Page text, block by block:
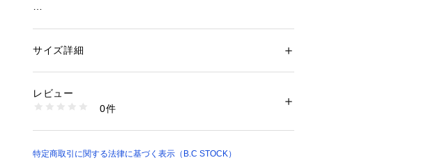
デザインで、どんなコーディネートにも合わせやすく、
クレスです。
性別：レディース
生産国：韓国
1099200042756
サイズ詳細
レビュー
0件
特定商取引に関する法律に基づく表示（B.C STOCK）